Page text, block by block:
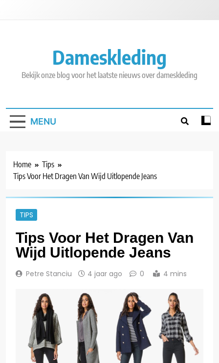
Dameskleding
Bekijk onze blog voor het laatste nieuws over dameskleding
MENU
Home
Tips
Tips Voor Het Dragen Van Wijd Uitlopende Jeans
TIPS
Tips Voor Het Dragen Van
Wijd Uitlopende Jeans
Petre Stanciu 4 jaar ago 0 4 mins